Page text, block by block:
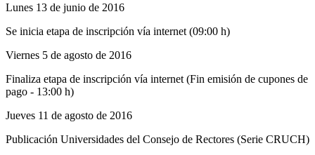
Lunes 13 de junio de 2016
Se inicia etapa de inscripción vía internet (09:00 h)
Viernes 5 de agosto de 2016
Finaliza etapa de inscripción vía internet (Fin emisión de cupones de
pago - 13:00 h)
Jueves 11 de agosto de 2016
Publicación Universidades del Consejo de Rectores (Serie CRUCH)